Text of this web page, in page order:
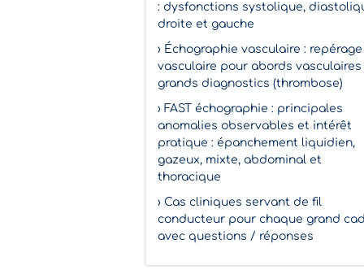
: dysfonctions systolique,
droite et gauche
› Échographie vasculaire : repérage
vasculaire pour abords
grands diagnostics (thrombose)
› FAST échographie : principales
anomalies observables et intérêt
pratique : épanchement liquidien,
gazeux, mixte, abdominal et
thoracique
› Cas cliniques servant de fil
conducteur pour chaque grand
avec questions / réponses